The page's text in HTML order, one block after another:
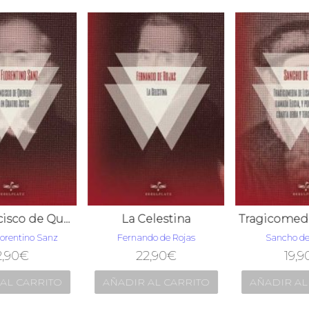
Don Francisco de Quevedo: Drama en Cuatro Actos
Sanz
€
CARRITO
La Celestina
Fernando de Rojas
22,90€
AÑADIR AL CARRITO
Sancho
AÑADIR AL